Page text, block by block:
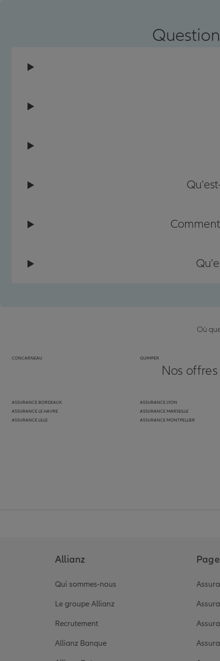
Où
CONCARNEAU QUIMPER
Nos
ASSURANCE BORDEAUX
ASSURANCE LE HAVRE
ASSURANCE LILLE
ASSURANCE LYON
ASSURANCE MARSEILLE
ASSURANCE MONTPELLIER
Allianz
Qui sommes-nous
Le groupe Allianz
Recrutement
Allianz Banque